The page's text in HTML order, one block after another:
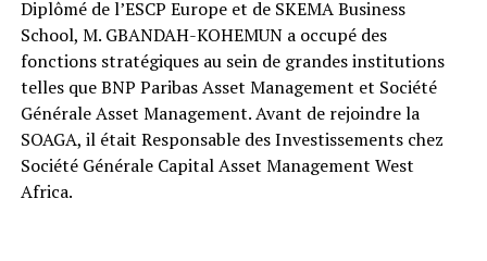
Diplômé de l’ESCP Europe et de SKEMA Business
School, M. GBANDAH-KOHEMUN a occupé des
fonctions stratégiques au sein de grandes institutions
telles que BNP Paribas Asset Management et Société
Générale Asset Management. Avant de rejoindre la
SOAGA, il était Responsable des Investissements chez
Société Générale Capital Asset Management West
Africa.